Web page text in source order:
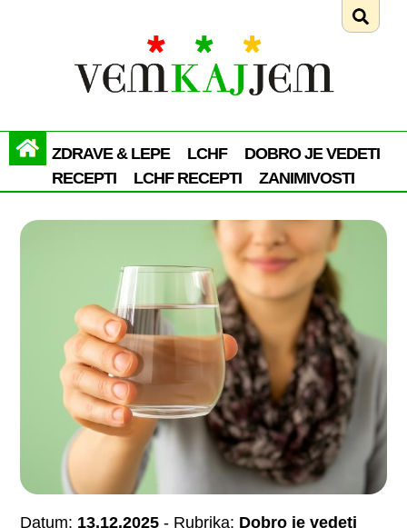
ZDRAVE & LEPE LCHF
DOBRO JE VEDETI
RECEPTI
LCHF RECEPTI ZANIMIVOSTI
Datum: 13.12.2025 - Rubrika: Dobro je vedeti